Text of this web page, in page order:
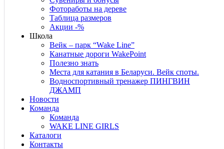
Фотоработы на дереве
Таблица размеров
Акции -%
Школа
Вейк – парк “Wake Line”
Канатные дороги WakePoint
Полезно знать
Места для катания в Беларуси. Вейк споты.
Водноспортивный тренажер ПИНГВИН
ДЖАМП
Новости
Команда
Команда
WAKE LINE GIRLS
Каталоги
Контакты